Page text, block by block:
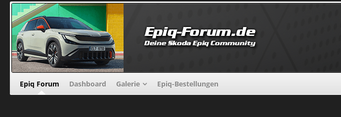
Epiq Forum Dashboard Galerie Epiq-Bestellungen